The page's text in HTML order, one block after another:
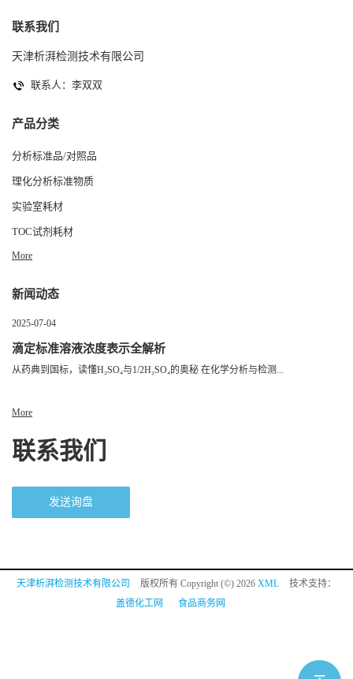
联系我们
天津析湃检测技术有限公司
联系人：李双双
产品分类
分析标准品/对照品
理化分析标准物质
实验室耗材
TOC试剂耗材
More
新闻动态
2025-07-04
滴定标准溶液浓度表示全解析
从药典到国标，读懂H₂SO₄与1/2H₂SO₄的奥秘 在化学分析与检测...
More
联系我们
发送询盘
天津析湃检测技术有限公司 版权所有 Copyright (©) 2026 XML
技术支持：
盖德化工网
食品商务网